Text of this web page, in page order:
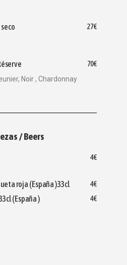
27€
70€
Noir , Chardonnay
/ Beers
4€
roja ( España )33cl 4€
( España ) 4€